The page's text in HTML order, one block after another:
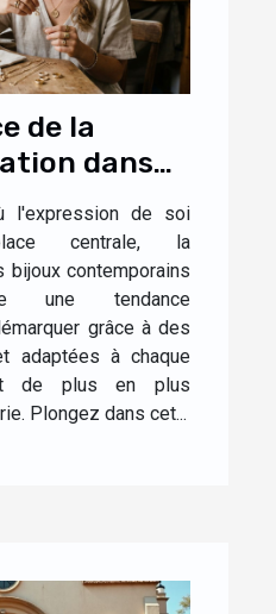
de la
dans
l'expression de soi
centrale, la
bijoux contemporains
une tendance
grâce à des
adaptées à chaque
de plus en plus
Plongez dans cet...